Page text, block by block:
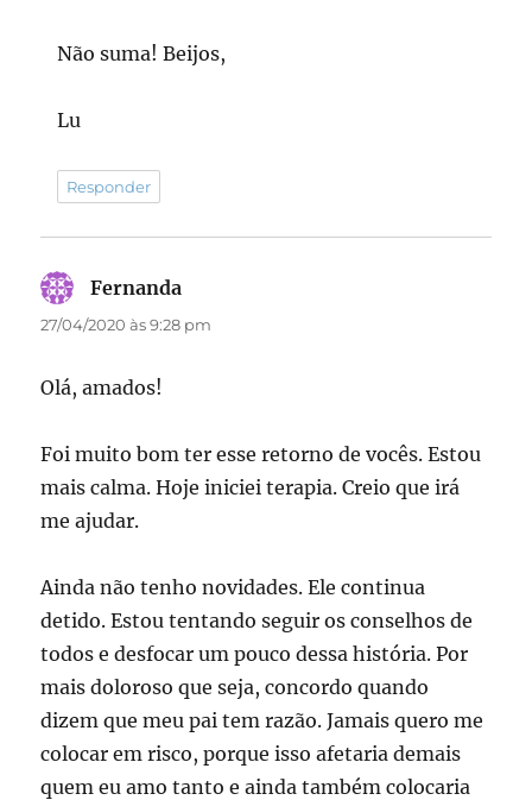
Não suma! Beijos,
Lu
Responder
Fernanda
27/04/2020 às 9:28 pm
Olá, amados!
Foi muito bom ter esse retorno de vocês. Estou
mais calma. Hoje iniciei terapia. Creio que irá
me ajudar.
Ainda não tenho novidades. Ele continua
detido. Estou tentando seguir os conselhos de
todos e desfocar um pouco dessa história. Por
mais doloroso que seja, concordo quando
dizem que meu pai tem razão. Jamais quero me
colocar em risco, porque isso afetaria demais
quem eu amo tanto e ainda também colocaria